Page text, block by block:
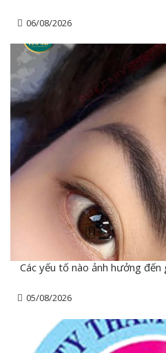
06/08/2026
Các yếu tố nào ảnh hưởng đến
05/08/2026